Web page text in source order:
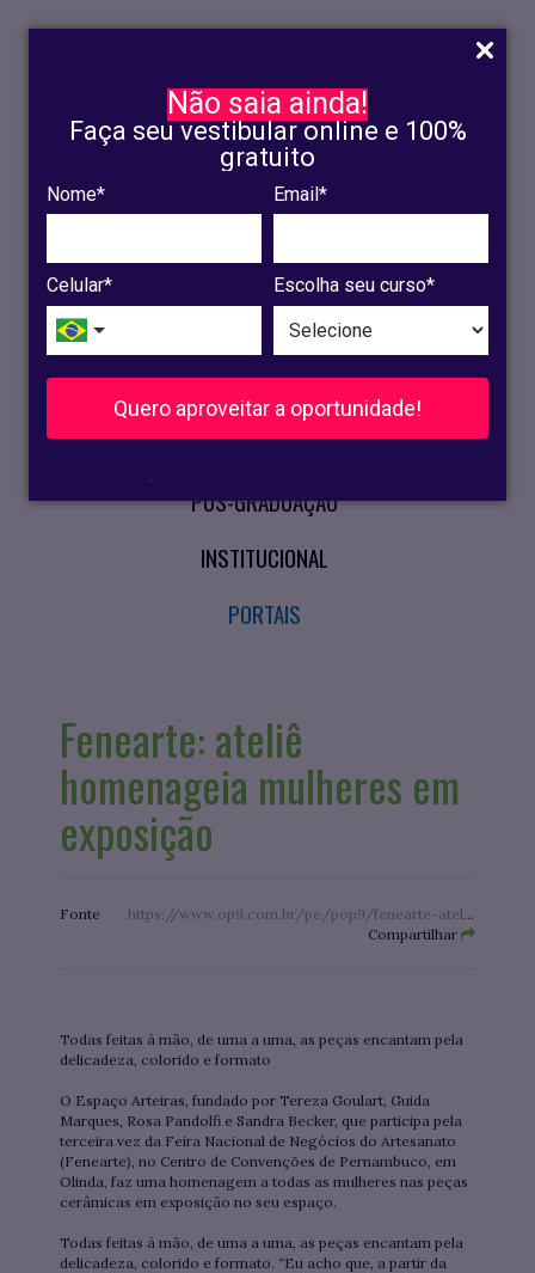
Não saia ainda!
Faça seu vestibular online e 100%
gratuito
Nome* Email*
Celular* Escolha seu curso*
Quero aproveitar a oportunidade!
.
INSCRIÇÃO
OLINDA
RECIFE
VESTIBULAR
CURSOS PRESENCIAIS
PÓS-GRADUAÇÃO
INSTITUCIONAL
PORTAIS
Fenearte: ateliê
homenageia mulheres em
exposição
Fonte
https://www.op9.com.br/pe/pop9/fenearte-atelie-homenageia-mulheres-em-exposicao/
Compartilhar
Todas feitas à mão, de uma a uma, as peças encantam pela
delicadeza, colorido e formato
O Espaço Arteiras, fundado por Tereza Goulart, Guida
Marques, Rosa Pandolfi e Sandra Becker, que participa pela
terceira vez da Feira Nacional de Negócios do Artesanato
(Fenearte), no Centro de Convenções de Pernambuco, em
Olinda, faz uma homenagem a todas as mulheres nas peças
cerâmicas em exposição no seu espaço.
Todas feitas à mão, de uma a uma, as peças encantam pela
delicadeza, colorido e formato. “Eu acho que, a partir da